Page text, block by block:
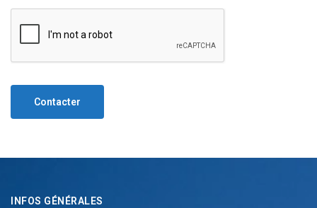
Contacter
INFOS GÉNÉRALES